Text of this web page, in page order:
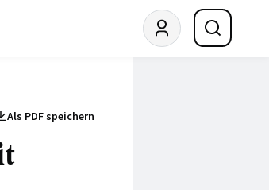
Als PDF speichern